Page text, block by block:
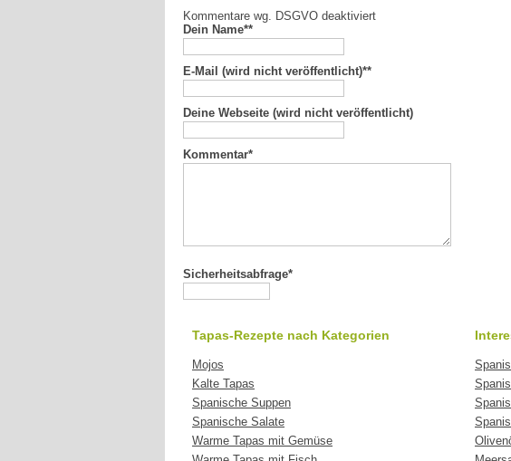
Kommentare wg. DSGVO deaktiviert
Dein Name**
E-Mail (wird nicht veröffentlicht)**
Deine Webseite (wird nicht veröffentlicht)
Kommentar*
Sicherheitsabfrage*
Tapas-Rezepte nach Kategorien
Mojos
Kalte Tapas
Spanische Suppen
Spanische Salate
Warme Tapas mit Gemüse